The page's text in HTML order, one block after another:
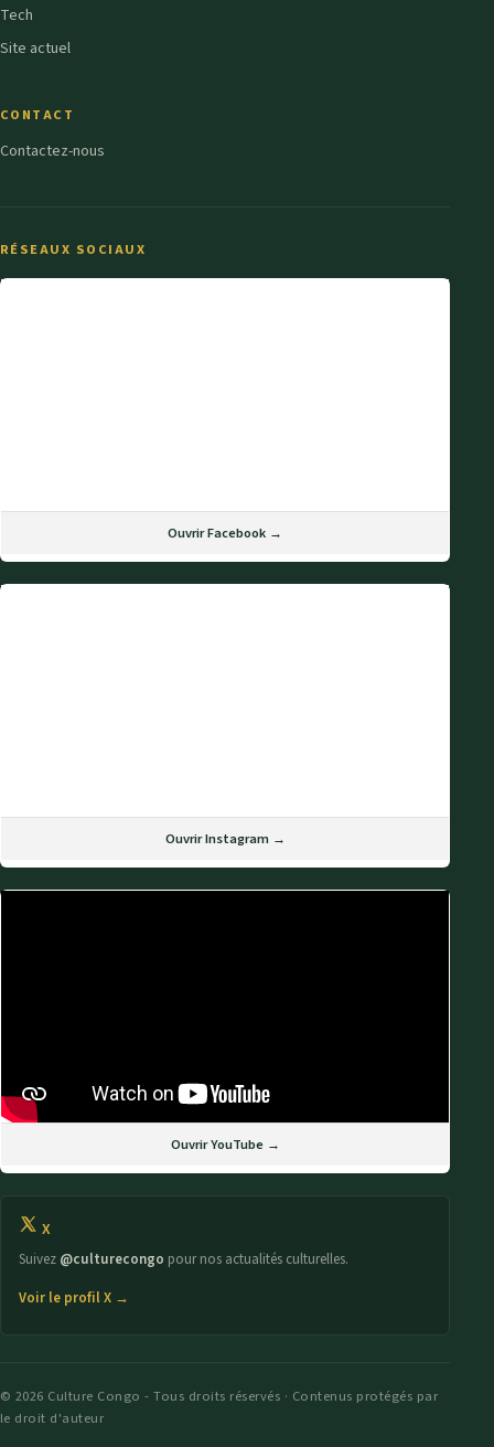
Tech
Site actuel
CONTACT
Contactez-nous
RÉSEAUX SOCIAUX
Ouvrir Facebook →
Ouvrir Instagram →
Ouvrir YouTube →
X
Suivez @culturecongo pour nos actualités culturelles.
Voir le profil X →
© 2026 Culture Congo - Tous droits réservés · Contenus protégés par
le droit d'auteur